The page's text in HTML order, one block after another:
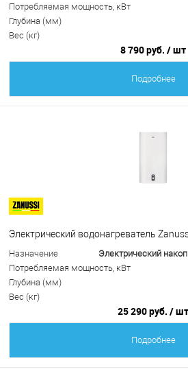
Потребляемая мощность, кВт
Глубина (мм)
Вес (кг)
8 790 руб. / шт
Подробнее
Электрический водонагреватель
Назначение
Электрический
Потребляемая мощность, кВт
Глубина (мм)
Вес (кг)
25 290 руб. / шт
Подробнее